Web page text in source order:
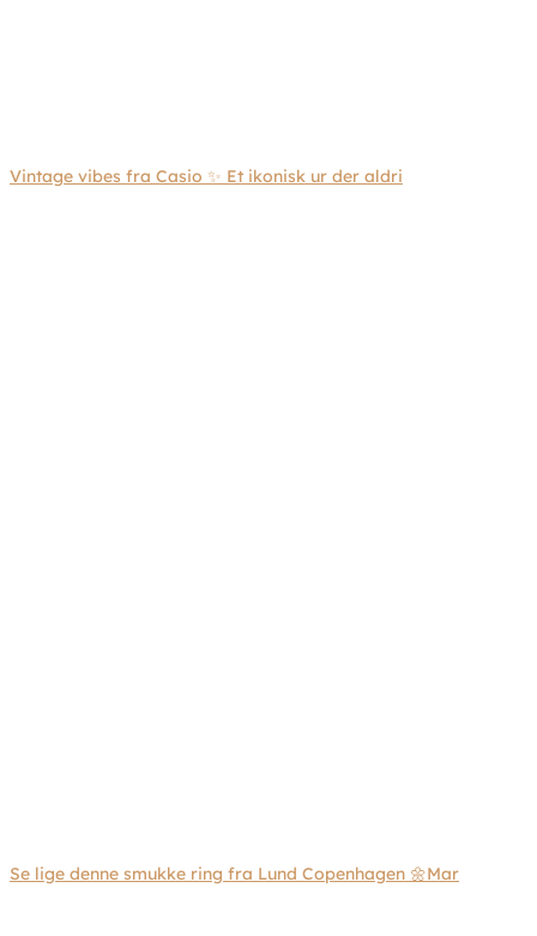
Vintage vibes fra Casio ✨ Et ikonisk ur der aldri
Se lige denne smukke ring fra Lund Copenhagen 🌼Mar